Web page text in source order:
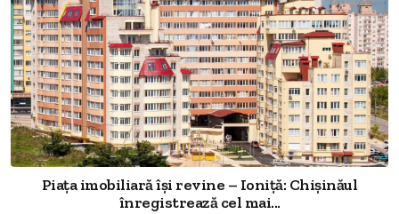
Piața imobiliară își revine – Ioniță: Chișinăul
înregistrează cel mai...